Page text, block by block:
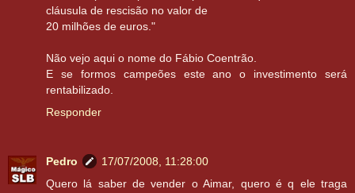
cláusula de rescisão no valor de
20 milhões de euros."
Não vejo aqui o nome do Fábio Coentrão.
E se formos campeões este ano o investimento será
rentabilizado.
Responder
Pedro
17/07/2008, 11:28:00
Quero lá saber de vender o Aimar, quero é q ele traga